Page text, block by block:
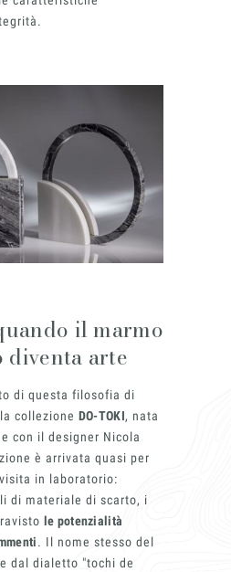
il marmo
diventa arte
di questa filosofia di
collezione DO-TOKI, nata
con il designer Nicola
è arrivata quasi per
in laboratorio:
di materiale di scarto, i
le potenzialità
. Il nome stesso del
dal dialetto "tochi de